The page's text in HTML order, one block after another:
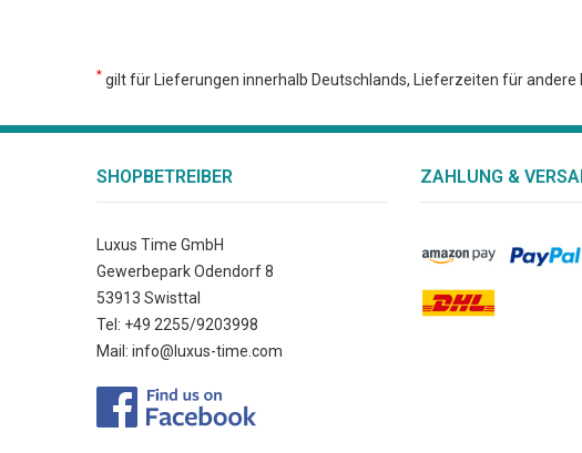
* gilt für Lieferungen innerhalb Deutschlands, Lieferzeiten für
SHOPBETREIBER
Luxus Time GmbH
Gewerbepark Odendorf 8
53913 Swisttal
Tel: +49 2255/9203998
Mail: info@luxus-time.com
ZAHLUNG &